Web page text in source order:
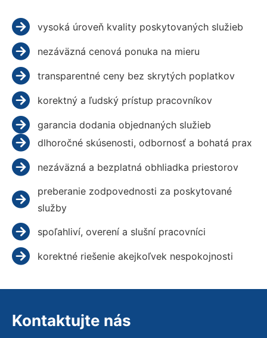
vysoká úroveň kvality poskytovaných služieb
nezáväzná cenová ponuka na mieru
transparentné ceny bez skrytých poplatkov
korektný a ľudský prístup pracovníkov
garancia dodania objednaných služieb
dlhoročné skúsenosti, odbornosť a bohatá prax
nezáväzná a bezplatná obhliadka priestorov
preberanie zodpovednosti za poskytované
služby
spoľahliví, overení a slušní pracovníci
korektné riešenie akejkoľvek nespokojnosti
Kontaktujte nás